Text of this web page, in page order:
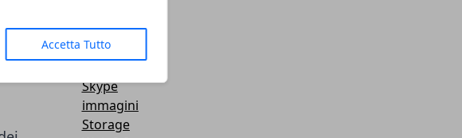
Accetta Tutto
un
3D
Messenger
Skype
immagini
Storage